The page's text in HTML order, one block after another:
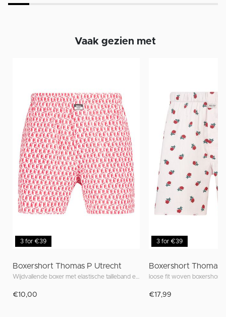
Vaak gezien met
3 for €39
Boxershort Thomas P Utrecht
Wijdvallende boxer met elastische tailleband en unieke prints geïnspireerd op Utrecht
€10,00
3 for €39
Boxershort Thomas
loose fit woven boxershort
€17,99